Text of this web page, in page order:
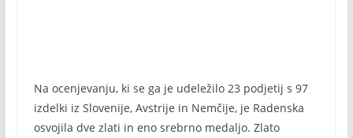
Na ocenjevanju, ki se ga je udeležilo 23 podjetij s 97
izdelki iz Slovenije, Avstrije in Nemčije, je Radenska
osvojila dve zlati in eno srebrno medaljo. Zlato